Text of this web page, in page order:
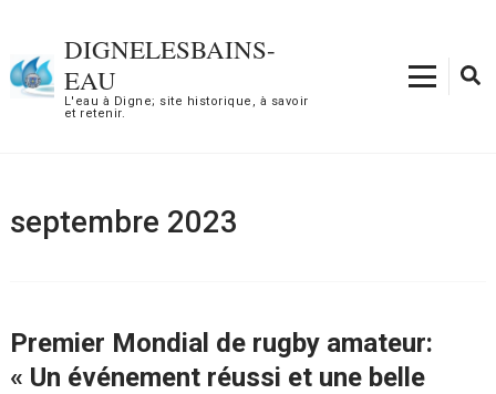
contenu
(Pressez
DIGNELESBAINS-
EAU
L'eau à Digne; site historique, à savoir
et retenir.
septembre 2023
Premier Mondial de rugby amateur:
« Un événement réussi et une belle